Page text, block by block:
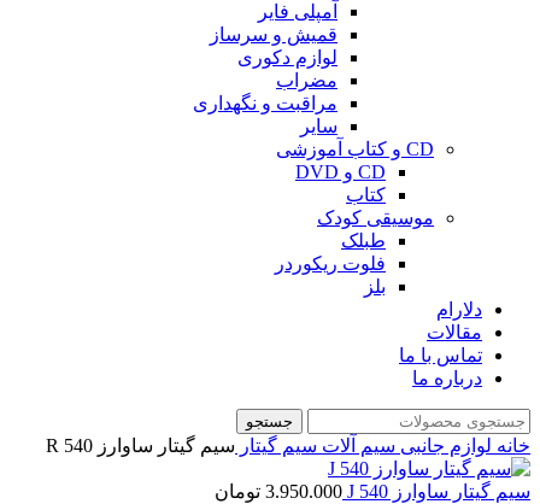
آمپلی فایر
قمیش و سرساز
لوازم دکوری
مضراب
مراقبت و نگهداری
سایر
CD و کتاب آموزشی
CD و DVD
کتاب
موسیقی کودک
طبلک
فلوت ریکوردر
بلز
دلارام
مقالات
تماس با ما
درباره ما
جستجو
خانه لوازم جانبی سیم آلات سیم گیتار سیم گیتار ساوارز 540 R
سیم گیتار ساوارز 540 J 3.950.000 تومان